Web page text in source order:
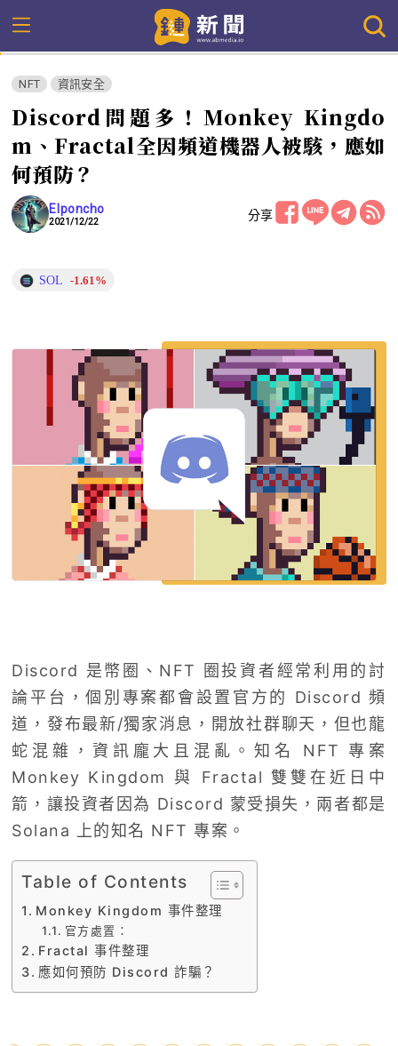
NFT 資訊安全
Discord問題多！Monkey Kingdo
m、Fractal全因頻道機器人被駭，應如
何預防？
Elponcho
2021/12/22 分享
SOL -1.61%
Discord 是幣圈、NFT 圈投資者經常利用的討
論平台，個別專案都會設置官方的 Discord 頻
道，發布最新/獨家消息，開放社群聊天，但也龍
蛇混雜，資訊龐大且混亂。知名 NFT 專案
Monkey Kingdom 與 Fractal 雙雙在近日中
箭，讓投資者因為 Discord 蒙受損失，兩者都是
Solana 上的知名 NFT 專案。
Table of Contents
Monkey Kingdom 事件整理
官方處置：
Fractal 事件整理
應如何預防 Discord 詐騙？